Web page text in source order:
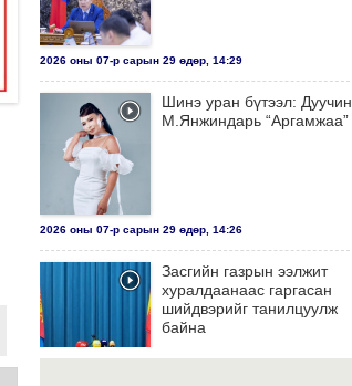
2026 оны 07-р сарын 29 өдөр, 14:29
Шинэ уран бүтээл: Дуучин
М.Янжиндарь “Аргамжаа”
2026 оны 07-р сарын 29 өдөр, 14:26
Засгийн газрын ээлжит
хуралдаанаас гаргасан
шийдвэрийг танилцуулж
байна